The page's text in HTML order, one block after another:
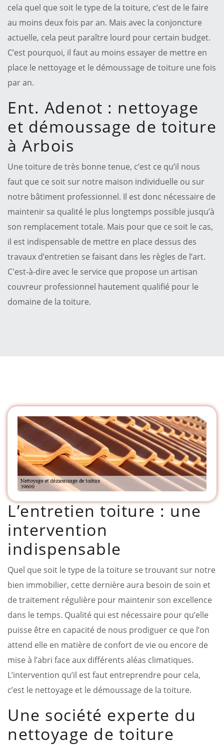
cela quel que soit le type de la toiture, c’est de le faire
au moins deux fois par an. Mais avec la conjoncture
actuelle, cela peut paraître lourd pour certain budget.
C’est pourquoi, il faut au moins essayer de mettre en
place le nettoyage et le démoussage de toiture une fois
par an.
Ent. Adenot : nettoyage
et démoussage de toiture
à Arbois
Une toiture de très bonne tenue, c’est ce qu’il nous
faut que ce soit sur notre maison individuelle ou sur
notre bâtiment professionnel. Il est donc nécessaire de
maintenir sa qualité le plus longtemps possible jusqu’à
son remplacement totale. Mais pour que ce soit le cas,
il est indispensable de mettre en place dessus des
travaux d’entretien se faisant dans les règles de l’art.
C'est-à-dire avec le service que propose un artisan
couvreur professionnel hautement qualifié pour le
domaine de la toiture.
L’entretien toiture : une
intervention
indispensable
Quel que soit le type de la toiture se trouvant sur notre
bien immobilier, cette dernière aura besoin de soin et
de traitement régulière pour maintenir son excellence
dans le temps. Qualité qui est nécessaire pour qu’elle
puisse être en capacité de nous prodiguer ce que l’on
attend elle en matière de confort de vie ou encore de
mise à l’abri face aux différents aléas climatiques.
L’intervention qu’il est faut entreprendre pour cela,
c’est le nettoyage et le démoussage de la toiture.
Une société experte du
nettoyage de toiture